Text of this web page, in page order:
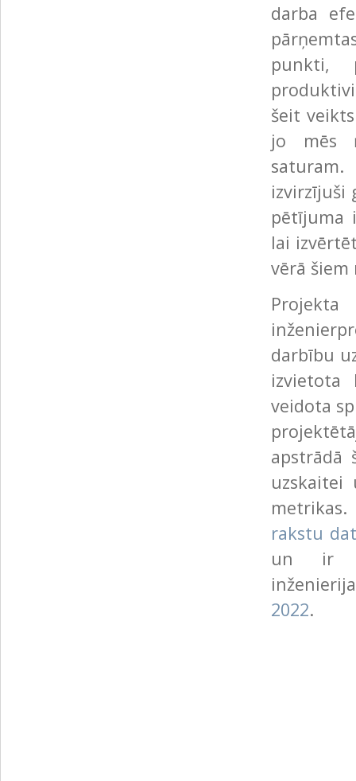
darba
punkti,
šeit
jo mēs
izvirzījuši
pētījuma
lai
vērā
darbību
izvietota
veidota
apstrādā
uzskaitei
rakstu
un ir
2022.